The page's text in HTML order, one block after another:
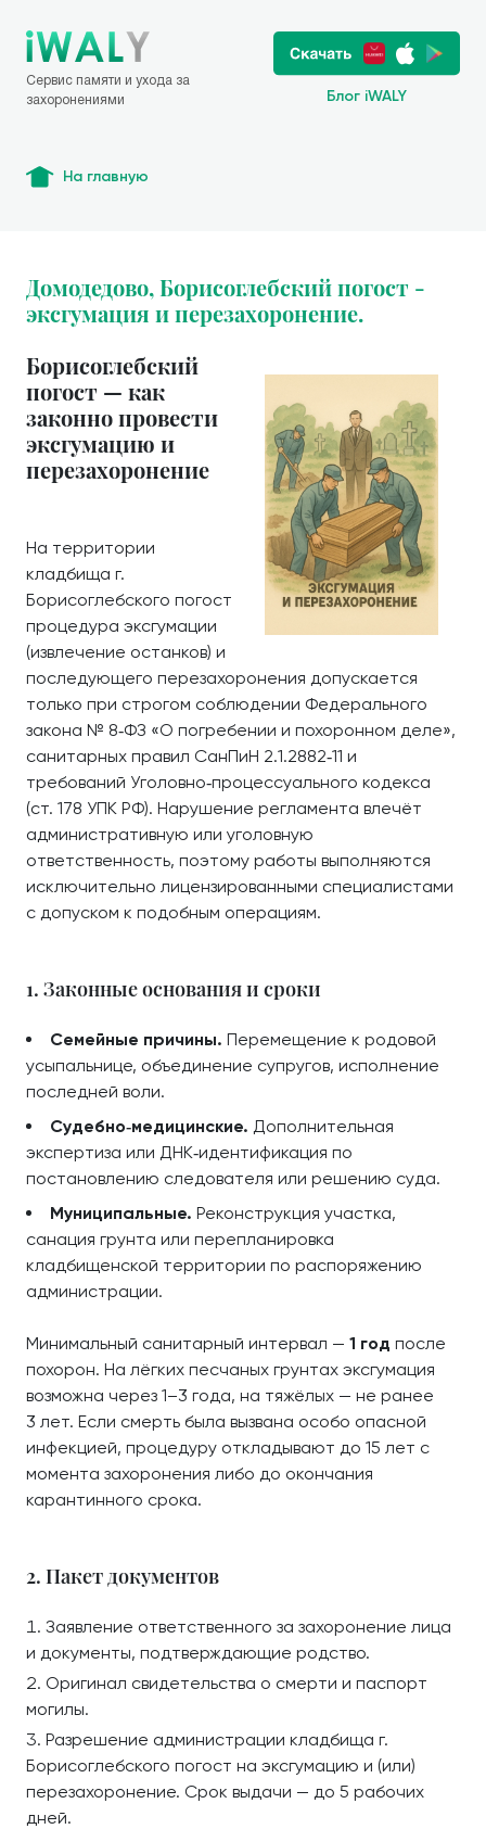
Сервис памяти и ухода за
захоронениями
Блог iWALY
На главную
Домодедово, Борисоглебский погост -
эксгумация и перезахоронение.
Борисоглебский
погост — как
законно провести
эксгумацию и
перезахоронение
На территории
кладбища г.
Борисоглебского погост
процедура эксгумации
(извлечение останков) и
последующего перезахоронения допускается
только при строгом соблюдении Федерального
закона № 8‑ФЗ «О погребении и похоронном деле»,
санитарных правил СанПиН 2.1.2882‑11 и
требований Уголовно‑процессуального кодекса
(ст. 178 УПК РФ). Нарушение регламента влечёт
административную или уголовную
ответственность, поэтому работы выполняются
исключительно лицензированными специалистами
с допуском к подобным операциям.
1. Законные основания и сроки
Семейные причины. Перемещение к родовой
усыпальнице, объединение супругов, исполнение
последней воли.
Судебно‑медицинские. Дополнительная
экспертиза или ДНК‑идентификация по
постановлению следователя или решению суда.
Муниципальные. Реконструкция участка,
санация грунта или перепланировка
кладбищенской территории по распоряжению
администрации.
Минимальный санитарный интервал — 1 год после
похорон. На лёгких песчаных грунтах эксгумация
возможна через 1–3 года, на тяжёлых — не ранее
3 лет. Если смерть была вызвана особо опасной
инфекцией, процедуру откладывают до 15 лет с
момента захоронения либо до окончания
карантинного срока.
2. Пакет документов
Заявление ответственного за захоронение лица
и документы, подтверждающие родство.
Оригинал свидетельства о смерти и паспорт
могилы.
Разрешение администрации кладбища г.
Борисоглебского погост на эксгумацию и (или)
перезахоронение. Срок выдачи — до 5 рабочих
дней.